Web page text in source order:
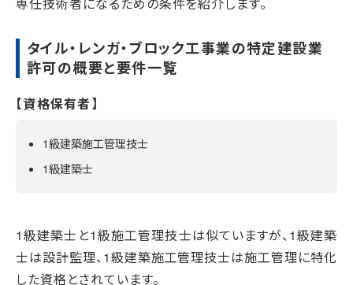
専任技術者になるための条件を紹介します。
タイル・レンガ・ブロック工事業の特定建設業
許可の概要と要件一覧
【資格保有者】
1級建築施工管理技士
1級建築士
1級建築士と1級施工管理技士は似ていますが、1級建築
士は設計監理、1級建築施工管理技士は施工管理に特化
した資格とされています。